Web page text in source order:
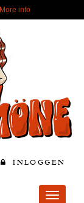
More info
INLOGGEN
Toggle